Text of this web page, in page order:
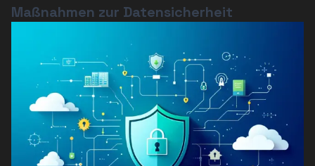
Maßnahmen zur Datensicherheit